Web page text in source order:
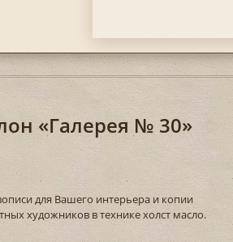
«Галерея № 30»
для Вашего интерьера и копии
художников в технике холст масло.